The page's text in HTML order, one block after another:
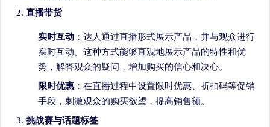
直播带货
实时互动 ：达人通过直播形式展示产品，并与观众进行
实时互动。这种方式能够直观地展示产品的特性和优
势，解答观众的疑问，增加购买的信心和决心。
限时优惠 ：在直播过程中设置限时优惠、折扣码等促销
手段，刺激观众的购买欲望，提高销售额。
挑战赛与话题标签